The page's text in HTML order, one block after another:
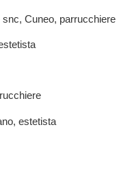
Cuneo, parrucchiere
estetista